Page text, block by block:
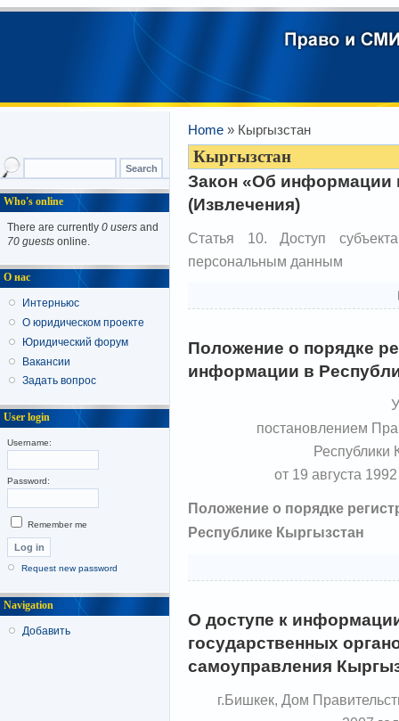
Home » Кыргызстан
Кыргызстан
Закон «Об информации
(Извлечения)
Статья 10. Доступ
персональным данным
Положение о порядке
информации в
постановлением
Республики
от 19 августа
Положение о порядке
Республике Кыргызстан
О доступе к
государственных
самоуправления
г.Бишкек, Дом
Who's online
There are currently 0 users and
70 guests online.
О нас
Интерньюс
О юридическом проекте
Юридический форум
Вакансии
Задать вопрос
User login
Username:
Password:
Remember me
Request new password
Navigation
Добавить